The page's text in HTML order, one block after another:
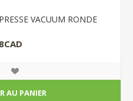
VACUUM RONDE
AU PANIER